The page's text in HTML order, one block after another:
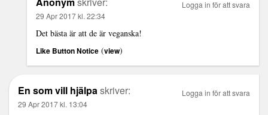
29 Apr 2017 kl. 22:34
Det bästa är att de är veganska!
Like Button Notice (view)
Logga in för att svara
En som vill hjälpaskriver:
29 Apr 2017 kl. 13:04
Logga in för att svara